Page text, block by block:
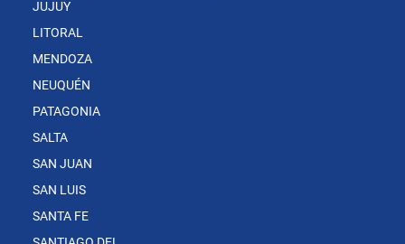
JUJUY
LITORAL
MENDOZA
NEUQUÉN
PATAGONIA
SALTA
SAN JUAN
SAN LUIS
SANTA FE